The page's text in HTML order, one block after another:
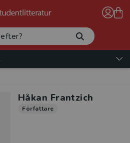
Håkan Frantzich
Författare